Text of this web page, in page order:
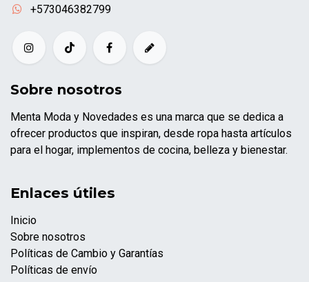
+573046382799
Sobre nosotros
Menta Moda y Novedades es una marca que se dedica a
ofrecer productos que inspiran, desde ropa hasta artículos
para el hogar, implementos de cocina, belleza y bienestar.
Enlaces útiles
Inicio
Sobre nosotros
Políticas de Cambio y Garantías
Políticas de envío